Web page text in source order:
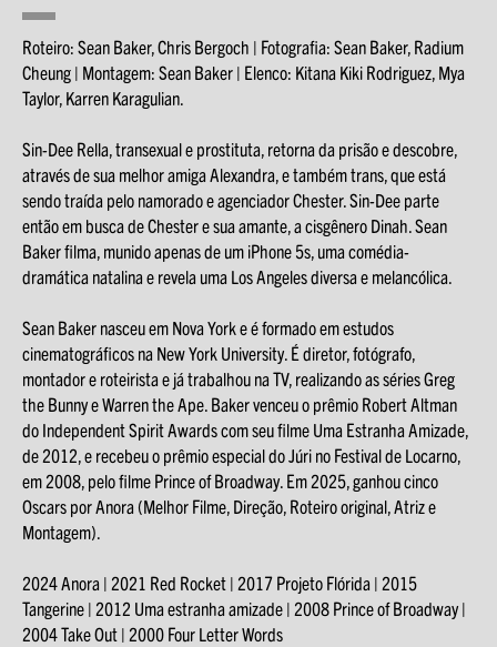
Roteiro: Sean Baker, Chris Bergoch | Fotografia: Sean Baker, Radium
Cheung | Montagem: Sean Baker | Elenco: Kitana Kiki Rodriguez, Mya
Taylor, Karren Karagulian.
Sin-Dee Rella, transexual e prostituta, retorna da prisão e descobre,
através de sua melhor amiga Alexandra, e também trans, que está
sendo traída pelo namorado e agenciador Chester. Sin-Dee parte
então em busca de Chester e sua amante, a cisgênero Dinah. Sean
Baker filma, munido apenas de um iPhone 5s, uma comédia-
dramática natalina e revela uma Los Angeles diversa e melancólica.
Sean Baker nasceu em Nova York e é formado em estudos
cinematográficos na New York University. É diretor, fotógrafo,
montador e roteirista e já trabalhou na TV, realizando as séries Greg
the Bunny e Warren the Ape. Baker venceu o prêmio Robert Altman
do Independent Spirit Awards com seu filme Uma Estranha Amizade,
de 2012, e recebeu o prêmio especial do Júri no Festival de Locarno,
em 2008, pelo filme Prince of Broadway. Em 2025, ganhou cinco
Oscars por Anora (Melhor Filme, Direção, Roteiro original, Atriz e
Montagem).
2024 Anora | 2021 Red Rocket | 2017 Projeto Flórida | 2015
Tangerine | 2012 Uma estranha amizade | 2008 Prince of Broadway |
2004 Take Out | 2000 Four Letter Words